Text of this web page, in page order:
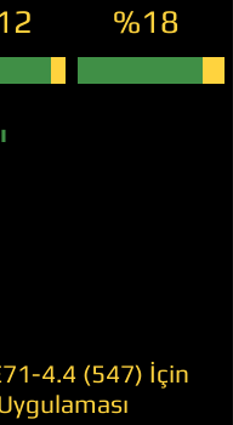
%18
4.4 (547) İçin